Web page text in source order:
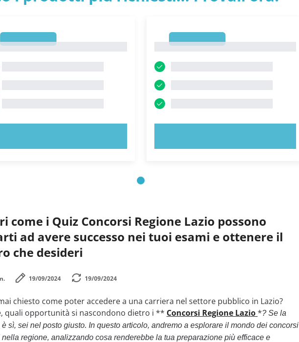
come i Quiz Concorsi Regione Lazio possono
ad avere successo nei tuoi esami e ottenere il
che desideri
19/09/2024 19/09/2024
chiesto come poter accedere a una carriera nel settore pubblico in Lazio?
quali opportunità si nascondono dietro i ** Concorsi Regione Lazio*? Se la
è sì, sei nel posto giusto. In questo articolo, andremo a esplorare il mondo dei concorsi
regione, analizzando cosa renderebbe la tua preparazione più efficace e